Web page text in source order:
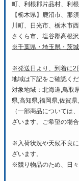
町、利根郡片品村、利
【栃木県】鹿沼市、那
川町、日光市、栃木市
さくら市、塩谷郡高根
※千葉県・埼玉県・茨城
※発送日より、到着に2
地域は下記をご確認くだ
対象地域：北海道,鳥取
県,高知県,福岡県,佐賀
（一部商品については
ざいます。ご希望の場
※入荷状況や天候不良
ざいます。
※競り物品のため、日々